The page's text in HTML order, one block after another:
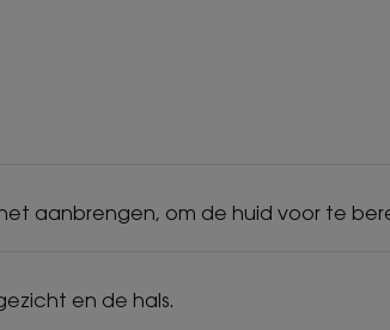
aanbrengen, om de huid voor te
en de hals.